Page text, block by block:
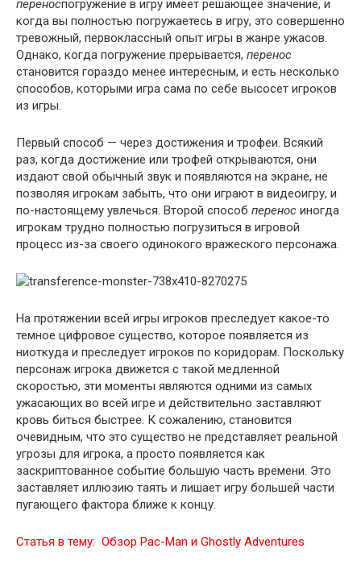
переноспогружение в игру имеет решающее значение, и
когда вы полностью погружаетесь в игру, это совершенно
тревожный, первоклассный опыт игры в жанре ужасов.
Однако, когда погружение прерывается, перенос
становится гораздо менее интересным, и есть несколько
способов, которыми игра сама по себе высосет игроков
из игры.
Первый способ — через достижения и трофеи. Всякий
раз, когда достижение или трофей открываются, они
издают свой обычный звук и появляются на экране, не
позволяя игрокам забыть, что они играют в видеоигру, и
по-настоящему увлечься. Второй способ перенос иногда
игрокам трудно полностью погрузиться в игровой
процесс из-за своего одинокого вражеского персонажа.
На протяжении всей игры игроков преследует какое-то
темное цифровое существо, которое появляется из
ниоткуда и преследует игроков по коридорам. Поскольку
персонаж игрока движется с такой медленной
скоростью, эти моменты являются одними из самых
ужасающих во всей игре и действительно заставляют
кровь биться быстрее. К сожалению, становится
очевидным, что это существо не представляет реальной
угрозы для игрока, а просто появляется как
заскриптованное событие большую часть времени. Это
заставляет иллюзию таять и лишает игру большей части
пугающего фактора ближе к концу.
Статья в тему: Обзор Pac-Man и Ghostly Adventures